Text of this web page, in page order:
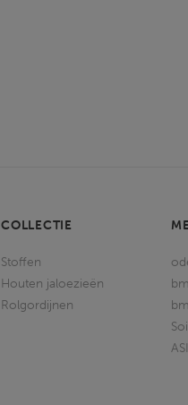
COLLECTIE
Stoffen
Houten jaloezieën
Rolgordijnen
ASI